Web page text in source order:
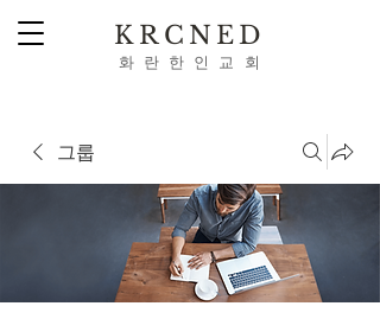
KRCNED
​화 란 한 인 교 회
그룹